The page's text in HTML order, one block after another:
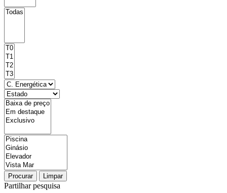
Procurar Limpar
Partilhar pesquisa